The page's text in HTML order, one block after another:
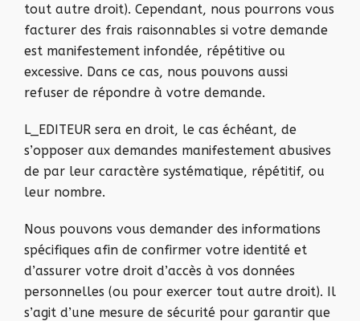
tout autre droit). Cependant, nous pourrons vous
facturer des frais raisonnables si votre demande
est manifestement infondée, répétitive ou
excessive. Dans ce cas, nous pouvons aussi
refuser de répondre à votre demande.
L_EDITEUR sera en droit, le cas échéant, de
s’opposer aux demandes manifestement abusives
de par leur caractère systématique, répétitif, ou
leur nombre.
Nous pouvons vous demander des informations
spécifiques afin de confirmer votre identité et
d’assurer votre droit d’accès à vos données
personnelles (ou pour exercer tout autre droit). Il
s’agit d’une mesure de sécurité pour garantir que